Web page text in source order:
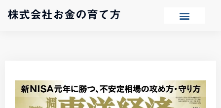
株式会社お金の育て方